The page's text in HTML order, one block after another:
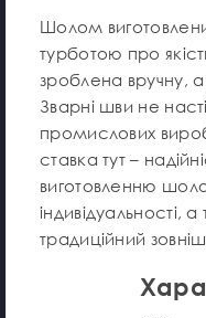
Шолом
турботою про
зроблена
Зварні шви не
промислових
ставка тут –
виготовленню
індивідуальності,
традиційний